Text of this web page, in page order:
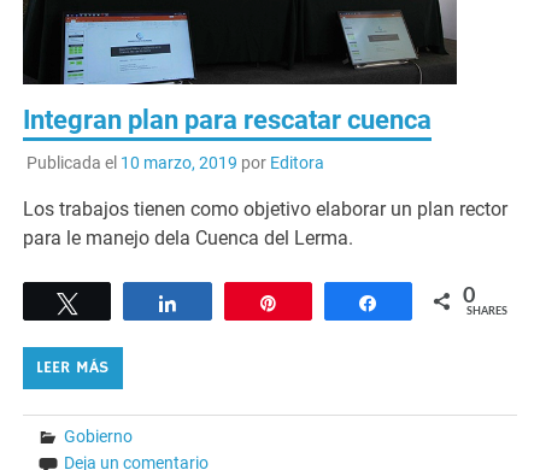
Integran plan para rescatar cuenca
Publicada el 10 marzo, 2019 por Editora
Los trabajos tienen como objetivo elaborar un plan rector
para le manejo dela Cuenca del Lerma.
Share 0
SHARES
LEER MÁS
Gobierno
Deja un comentario